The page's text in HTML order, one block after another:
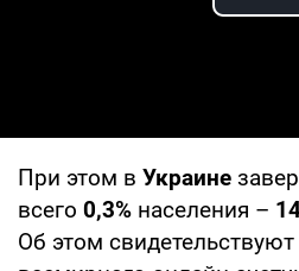
При этом в Украине
всего 0,3% населения –
Об этом